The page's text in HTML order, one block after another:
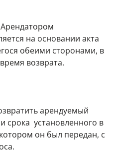
на основании акта
обеими сторонами, в
возврата.
арендуемый
срока установленного в
он был передан, с